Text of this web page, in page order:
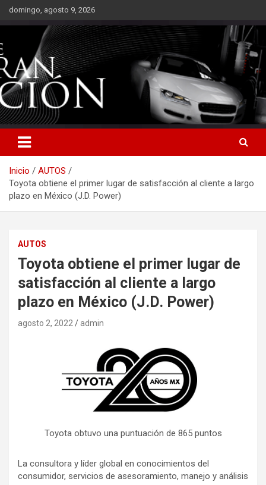
Saltardomingo, agosto 9, 2026
Inicio
AUTOS
Toyota obtiene el primer lugar de satisfacción al cliente a largo
plazo en México (J.D. Power)
AUTOS
Toyota obtiene el primer lugar de
satisfacción al cliente a largo
plazo en México (J.D. Power)
agosto 2, 2022 admin
Toyota obtuvo una puntuación de 865 puntos
La consultora y líder global en conocimientos del
consumidor, servicios de asesoramiento, manejo y análisis